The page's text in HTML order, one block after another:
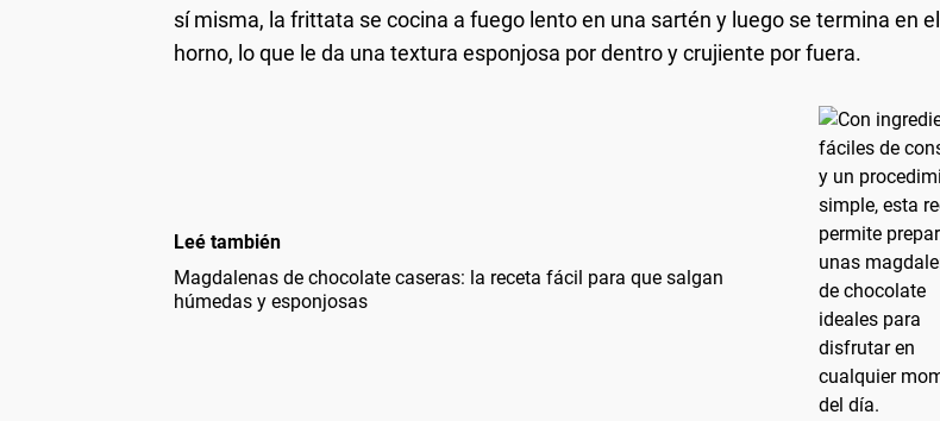
sí misma, la frittata se cocina a fuego lento en una sartén y luego se termina en el
horno, lo que le da una textura esponjosa por dentro y crujiente por fuera.
Leé también
Magdalenas de chocolate caseras: la receta fácil para que salgan
húmedas y esponjosas